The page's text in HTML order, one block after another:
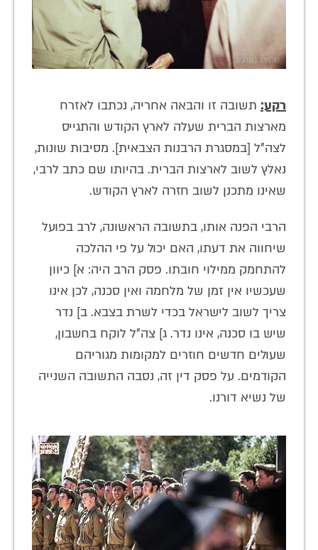
רקע: תשובה זו והבאה אחריה, נכתבו לאזרח
מארצות הברית שעלה לארץ הקודש והתגייס
לצה"ל [במסגרת הרבנות הצבאית]. מסיבות שונות,
נאלץ לשוב לארצות הברית. בהיותו שם כתב לרבי,
שאינו מתכנן לשוב חזרה לארץ הקודש.
הרבי הפנה אותו, בתשובה הראשונה, לרב בפועל
שיחווה את דעתו, האם יכול על פי ההלכה
להתחמק ממילוי חובתו. פסק הרב היה: א] כיוון
שעכשיו אין זמן של מלחמה ואין סכנה, לכן אינו
צריך לשוב לישראל בכדי לשרת בצבא. ב] נדר
שיש בו סכנה, אינו נדר. ג] צה"ל לוקח בחשבון,
שעולים חדשים חוזרים למקומות מגוריהם
הקודמים. על פסק דין זה, נסבה התשובה השנייה
של נשיא דורנו.